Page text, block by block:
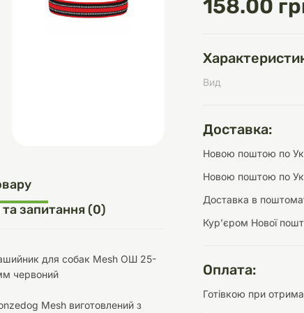
Переноски
та аскесуари
Інструменти для
догляду
Обігрівачі
Засоби для догляду
158.00
Вид
Доставка:
Новою поштою по
Новою поштою по
Доставка в
Курʼєром Нової
Оплата:
Готівкою при
та запитання (0)
для собак Mesh ОШ 25-
червоний
Mesh виготовлений з